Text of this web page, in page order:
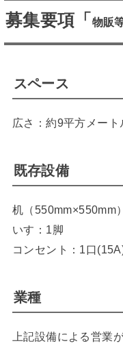
募集要項「 物販
スペース
広さ：約9平方メート
既存設備
机（550mm×550mm
いす：1脚
コンセント：1口
業種
上記設備による営業